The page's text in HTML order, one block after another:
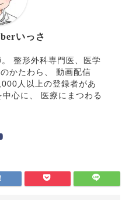
いっさ
整形外科専門医、医学
かたわら、 動画配信
人以上の登録者があ
心に、 医療にまつわる